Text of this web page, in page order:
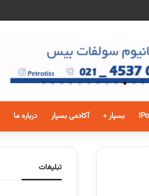
بسپار + آکادمی بسپار درباره ما
تبلیغات